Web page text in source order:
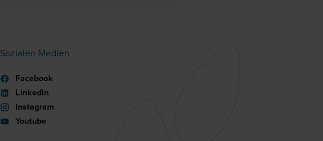
Sozialen Medien
Facebook
LinkedIn
Instagram
Youtube